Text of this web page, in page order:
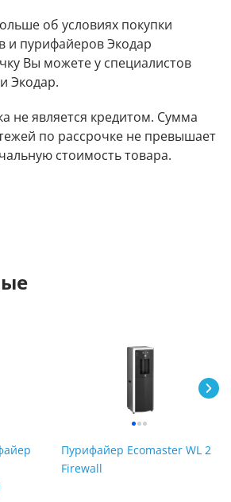
об условиях покупки
и пурифайеров Экодар
Вы можете у специалистов
Экодар.
не является кредитом. Сумма
по рассрочке не превышает
стоимость товара.
Пурифайер Ecomaster WL 2
Firewall